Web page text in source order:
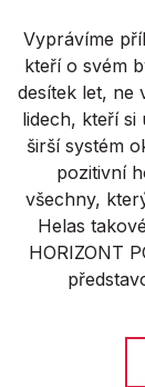
Vyprávíme
kteří o svém
desítek let, ne
lidech, kteří si
širší systém
pozitivní
všechny,
Helas
HORIZONT